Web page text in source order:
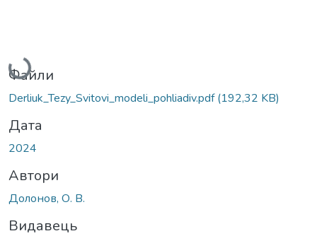
Вантажиться...
Файли
Derliuk_Tezy_Svitovi_modeli_pohliadiv.pdf(192,32 KB)
Дата
2024
Автори
Долонов, О. В.
Видавець